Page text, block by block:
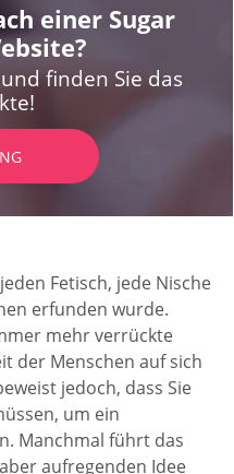
einer Sugar
finden Sie das
Fetisch, jede Nische
erfunden wurde.
mehr verrückte
der Menschen auf sich
jedoch, dass Sie
um ein
Manchmal führt das
aufregenden Idee